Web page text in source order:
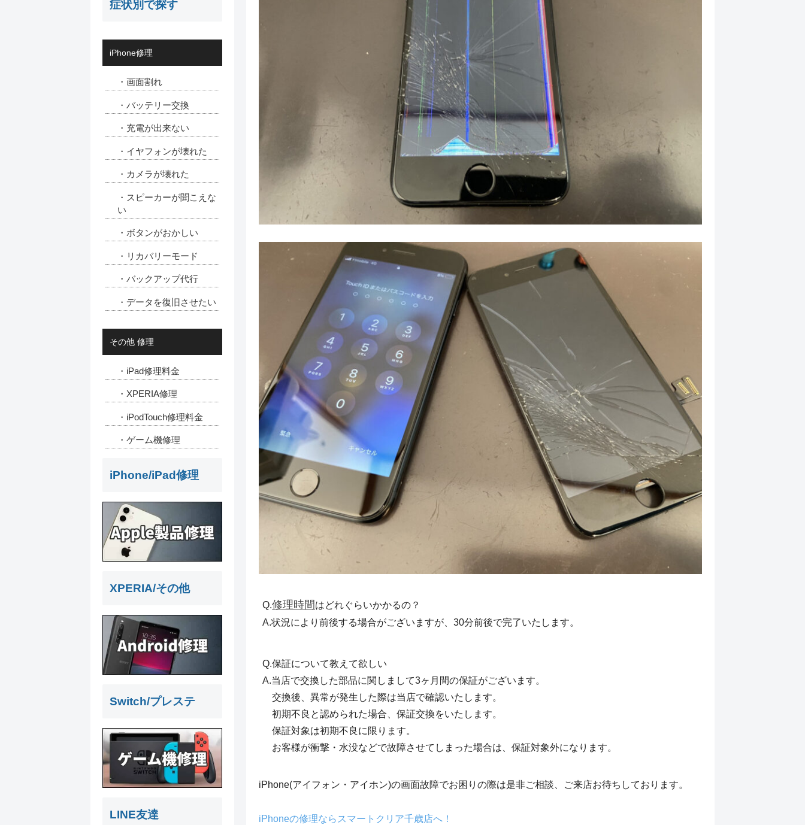
Q.修理時間はどれぐらいかかるの？
A.状況により前後する場合がございますが、30分前後で完了いたします。
Q.保証について教えて欲しい
A.当店で交換した部品に関しまして3ヶ月間の保証がございます。
交換後、異常が発生した際は当店で確認いたします。
初期不良と認められた場合、保証交換をいたします。
保証対象は初期不良に限ります。
お客様が衝撃・水没などで故障させてしまった場合は、保証対象外になります。
iPhone(アイフォン・アイホン)の画面故障でお困りの際は是非ご相談、ご来店お待ちしております。
iPhoneの修理ならスマートクリア千歳店へ！
症状別で探す
iPhone修理
・画面割れ
・バッテリー交換
・充電が出来ない
・イヤフォンが壊れた
・カメラが壊れた
・スピーカーが聞こえな
い
・ボタンがおかしい
・リカバリーモード
・バックアップ代行
・データを復旧させたい
その他 修理
・iPad修理料金
・XPERIA修理
・iPodTouch修理料金
・ゲーム機修理
iPhone/iPad修理
XPERIA/その他
Switch/プレステ
LINE友達